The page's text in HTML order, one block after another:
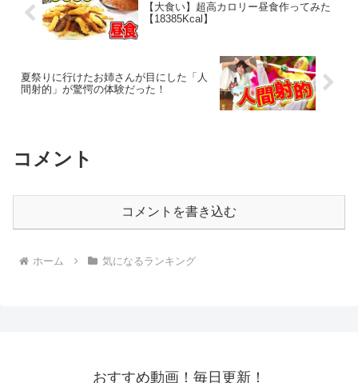
【大食い】超高カロリー昼食作ってみた
【18385Kcal】
夏祭りに行けたお姉さんが目にした「人
間射的」が驚愕の体験だった！
コメント
コメントを書き込む
ホーム 気になるランキング
おすすめ動画！毎日更新！